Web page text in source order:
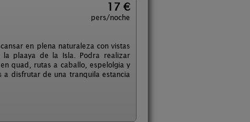
17 €
pers/noche
en plena naturaleza con vistas
plaaya de la Isla. Podra realizar
quad, rutas a caballo, espelolgia y
a disfrutar de una tranquila estancia